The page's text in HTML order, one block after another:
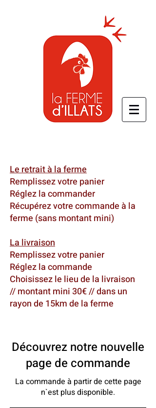
Le retrait à la ferme
Remplissez votre panier
Réglez la commander
Récupérez votre commande à la
ferme (sans montant mini)
La livraison
Remplissez votre panier
Réglez la commande
Choisissez le lieu de la livraison
// montant mini 30€ // dans un
rayon de 15km de la ferme
Découvrez notre nouvelle
page de commande
La commande à partir de cette page
n`est plus disponible.